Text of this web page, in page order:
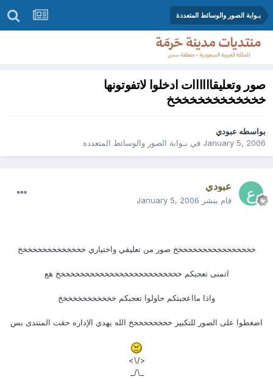
بـوابة الصور والوسائط المتعددة
صور وتعليقاااااات ادخلوا لاتفوتونها
خخخخخخخخخخخخخ
بواسطه عبودي
January 5, 2006في بـوابة الصور والوسائط المتعددة
عبودي
قام بنشر January 5, 2006
خخخخخخخخخخخخخخخخخ صور من تعليقي واختياري خخخخخخخخخخخخخخ
اتمنى تعجبكم خخخخخخخخخخخخخخخخخخخخخخخخخخ هع
واذا مااعجبتكم حاولوا تعجبكم خخخخخخخخخخخخ
اضغطوا على الصور للتكبير خخخخخخخخخ الله يهدي الإداره حقت المنتدى بس
</\>
_\/_